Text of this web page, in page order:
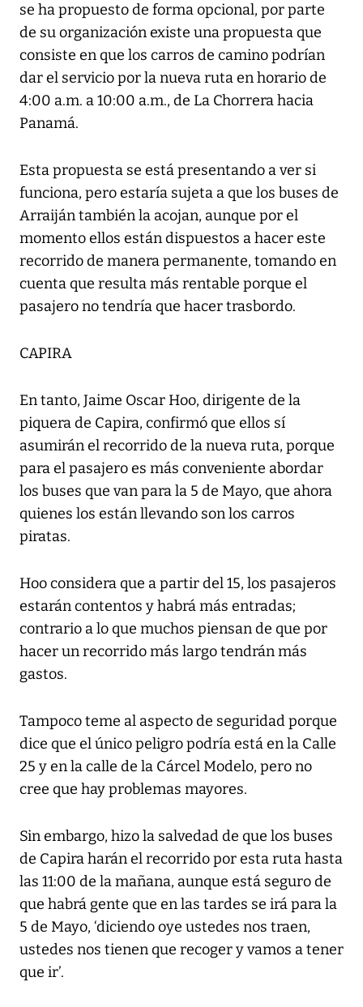
se ha propuesto de forma opcional, por parte
de su organización existe una propuesta que
consiste en que los carros de camino podrían
dar el servicio por la nueva ruta en horario de
4:00 a.m. a 10:00 a.m., de La Chorrera hacia
Panamá.
Esta propuesta se está presentando a ver si
funciona, pero estaría sujeta a que los buses de
Arraiján también la acojan, aunque por el
momento ellos están dispuestos a hacer este
recorrido de manera permanente, tomando en
cuenta que resulta más rentable porque el
pasajero no tendría que hacer trasbordo.
CAPIRA
En tanto, Jaime Oscar Hoo, dirigente de la
piquera de Capira, confirmó que ellos sí
asumirán el recorrido de la nueva ruta, porque
para el pasajero es más conveniente abordar
los buses que van para la 5 de Mayo, que ahora
quienes los están llevando son los carros
piratas.
Hoo considera que a partir del 15, los pasajeros
estarán contentos y habrá más entradas;
contrario a lo que muchos piensan de que por
hacer un recorrido más largo tendrán más
gastos.
Tampoco teme al aspecto de seguridad porque
dice que el único peligro podría está en la Calle
25 y en la calle de la Cárcel Modelo, pero no
cree que hay problemas mayores.
Sin embargo, hizo la salvedad de que los buses
de Capira harán el recorrido por esta ruta hasta
las 11:00 de la mañana, aunque está seguro de
que habrá gente que en las tardes se irá para la
5 de Mayo, ‘diciendo oye ustedes nos traen,
ustedes nos tienen que recoger y vamos a tener
que ir’.